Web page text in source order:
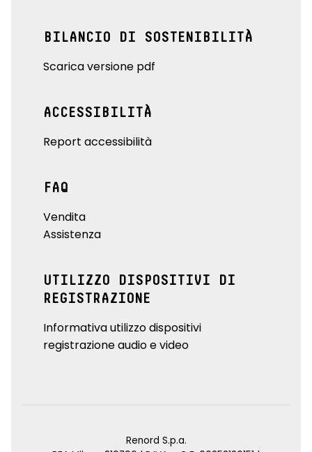
BILANCIO DI SOSTENIBILITÀ
Scarica versione pdf
ACCESSIBILITÀ
Report accessibilità
FAQ
Vendita
Assistenza
UTILIZZO DISPOSITIVI DI
REGISTRAZIONE
Informativa utilizzo dispositivi
registrazione audio e video
Renord S.p.a.